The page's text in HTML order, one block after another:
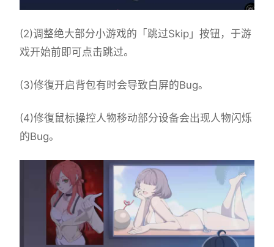
(2)调整绝大部分小游戏的「跳过Skip」按钮，于游
戏开始前即可点击跳过。
(3)修復开启背包有时会导致白屏的Bug。
(4)修復鼠标操控人物移动部分设备会出现人物闪烁
的Bug。